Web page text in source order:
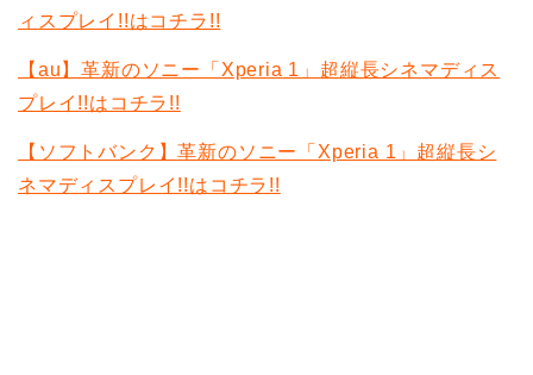
ィスプレイ!!はコチラ!!
【au】革新のソニー「Xperia 1」超縦長シネマディス
プレイ!!はコチラ!!
【ソフトバンク】革新のソニー「Xperia 1」超縦長シ
ネマディスプレイ!!はコチラ!!